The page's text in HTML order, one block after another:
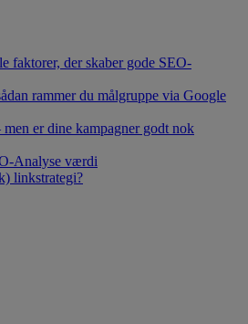
faktorer, der skaber gode SEO-
rammer du målgruppe via Google
er dine kampagner godt nok
Analyse værdi
linkstrategi?